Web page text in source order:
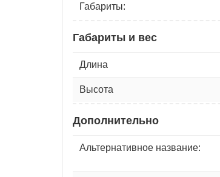
Габариты:
Габариты и вес
Длина
Высота
Дополнительно
Альтернативное название: